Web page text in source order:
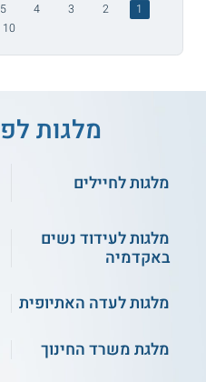
1
2
3
4
5
10
מלגות
מלגות לחיילים
מלגות לעידוד נשים
באקדמיה
מלגות לעדה האתיופית
מלגת משרד החינוך